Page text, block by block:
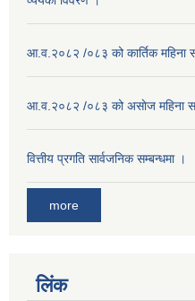
आ.व.२०८२ /०८३ को कार्तिक महिना
आ.व.२०८२ /०८३ को असाेज महिना
वित्तीय प्रगति सार्वजनिक सम्बन्धमा ।
more
लिंक